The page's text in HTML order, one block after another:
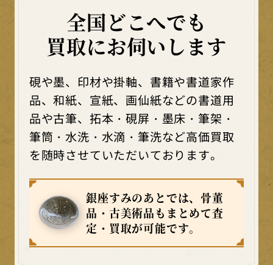
全国どこへでも
買取にお伺いします
硯や墨、印材や掛軸、書籍や書道家作
品、和紙、宣紙、画仙紙などの書道用
品や古筆、拓本・硯屏・墨床・筆架・
筆筒・水洗・水滴・筆洗など高価買取
を随時させていただいております。
銀座すみのあとでは、骨董
品・古美術品もまとめて査
定・買取が可能です。